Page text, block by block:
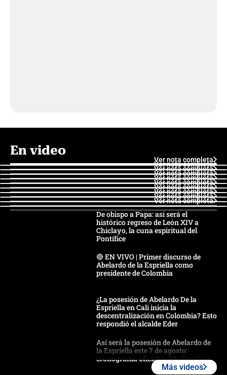
En video
Ver nota completa
Ver nota completa
Ver nota completa
Ver nota completa
Ver nota completa
Ver nota completa
Ver nota completa
Ver nota completa
Ver nota completa
Ver nota completa
De obispo a Papa: así será el
histórico regreso de León XIV a
Chiclayo, la cuna espiritual del
Pontífice
🔴 EN VIVO | Primer discurso de
Abelardo de la Espriella como
presidente de Colombia
¿La posesión de Abelardo De la
Espriella en Cali inicia la
descentralización en Colombia? Esto
respondió el alcalde Eder
Así será la posesión de Abelardo de
la Espriella este 7 de agosto:
cronograma oficial y detalles clave
Más videos